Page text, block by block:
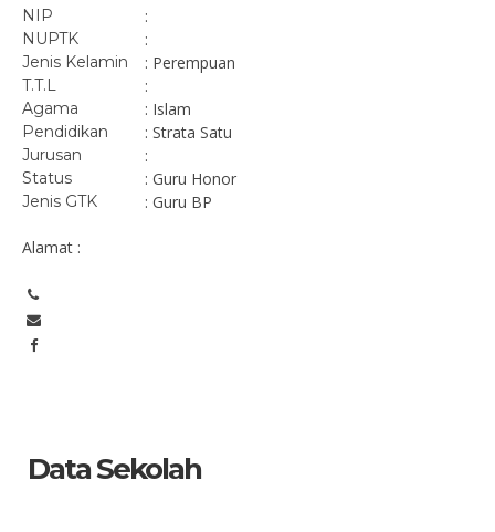
NIP :
NUPTK :
Jenis Kelamin : Perempuan
T.T.L :
Agama : Islam
Pendidikan : Strata Satu
Jurusan :
Status : Guru Honor
Jenis GTK : Guru BP
Alamat :
Data Sekolah